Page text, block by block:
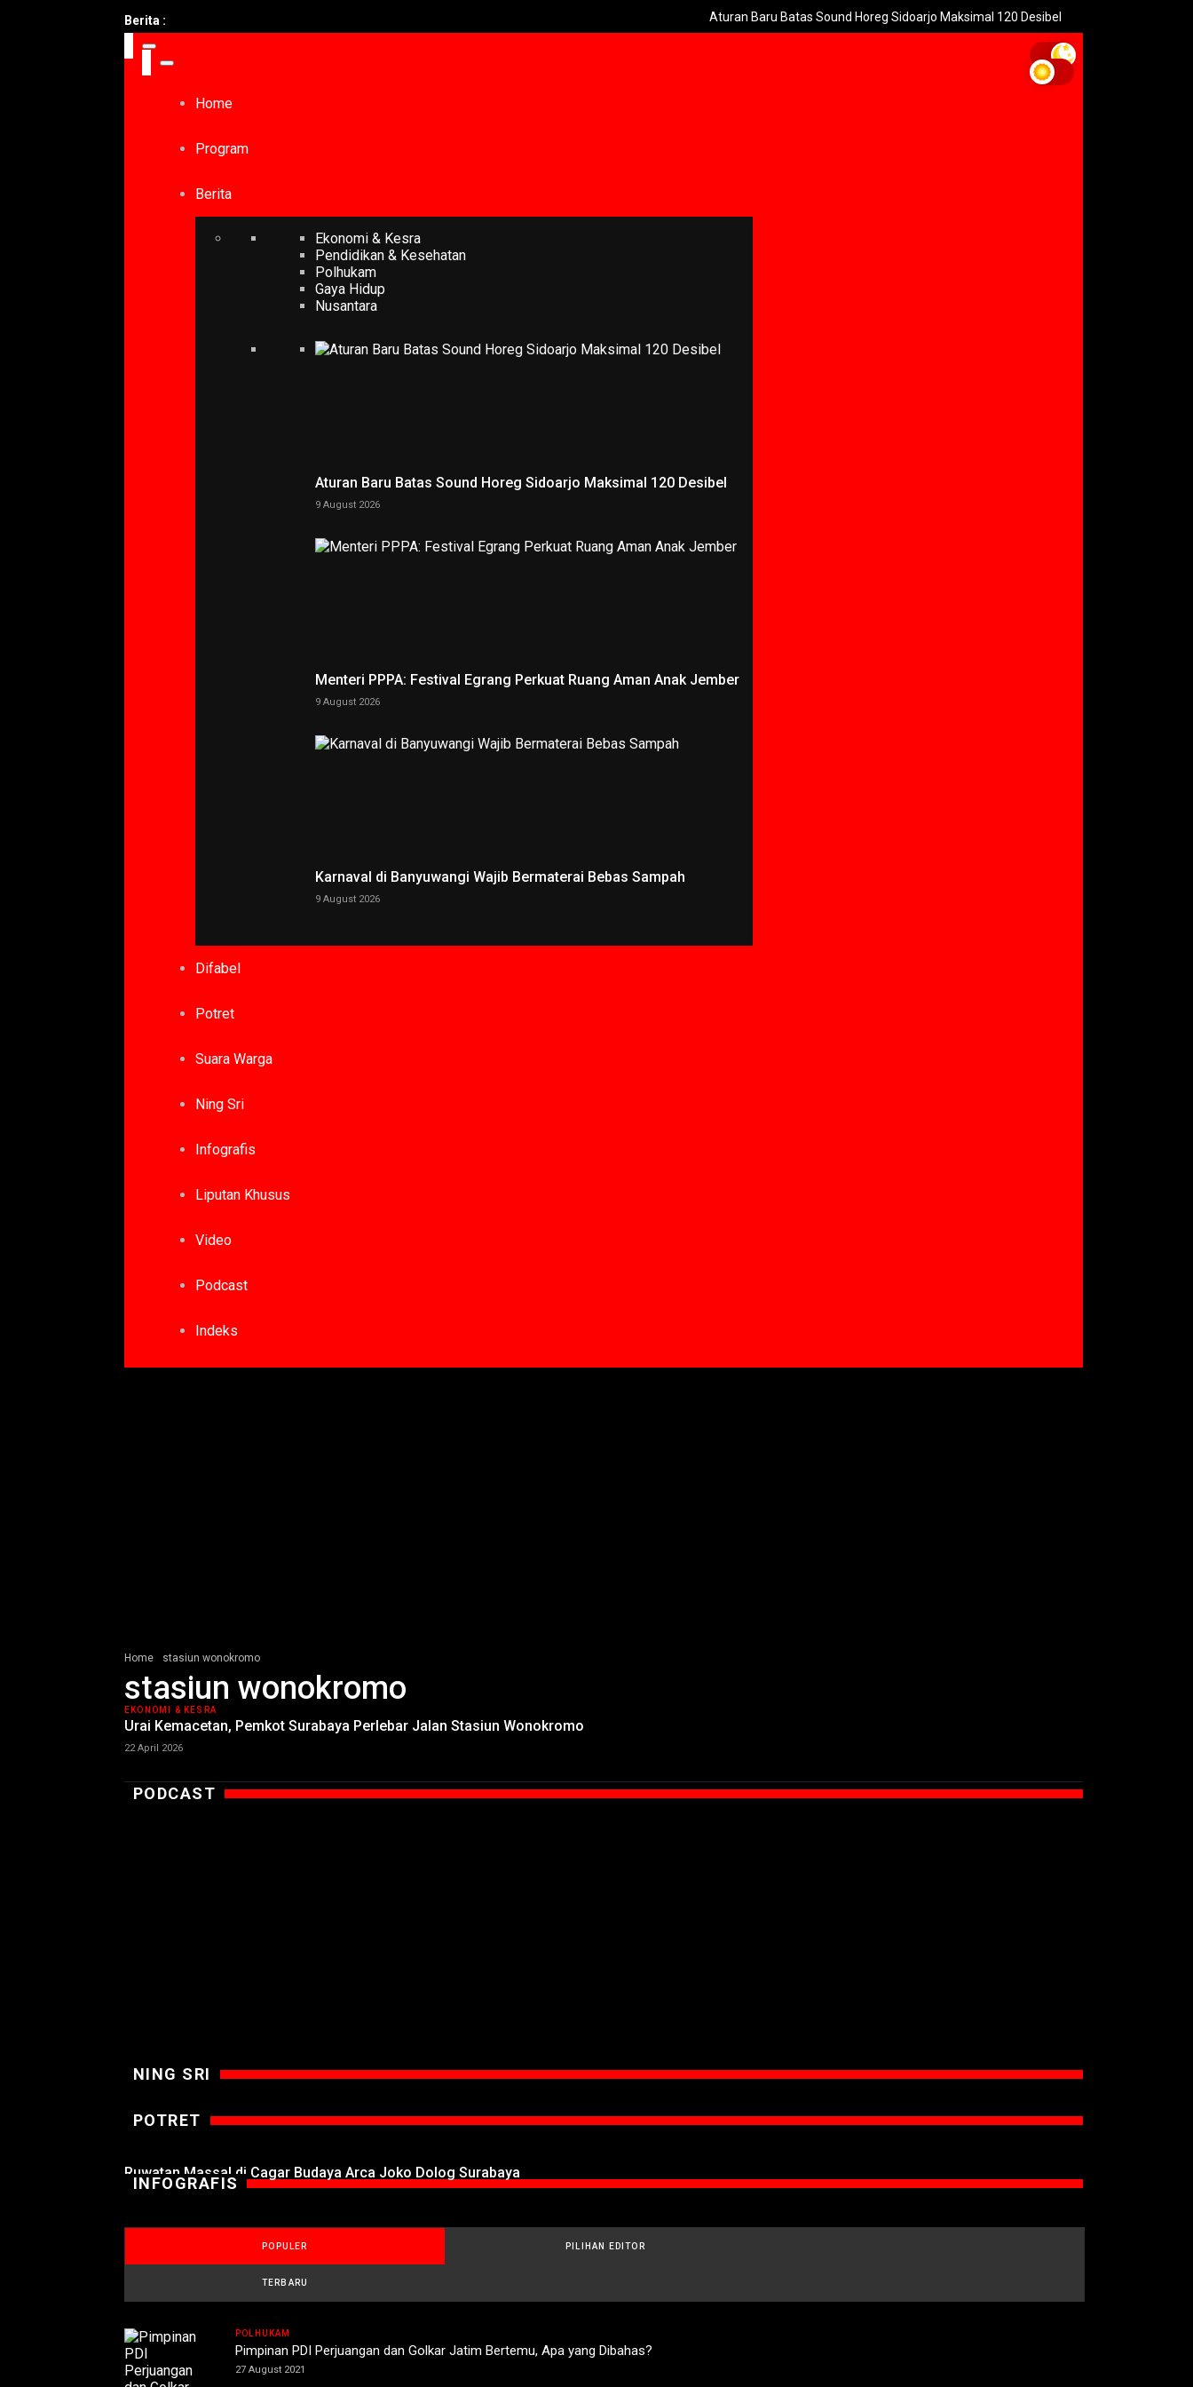
Berita : Aturan Baru Batas Sound Horeg Sidoarjo Maksimal 120 Desibel Menteri PPPA: Festival
Home
Program
Berita
Ekonomi & Kesra
Pendidikan & Kesehatan
Polhukam
Gaya Hidup
Nusantara
Aturan Baru Batas Sound Horeg Sidoarjo Maksimal 120 Desibel
9 August 2026
Menteri PPPA: Festival Egrang Perkuat Ruang Aman Anak Jember
9 August 2026
Karnaval di Banyuwangi Wajib Bermaterai Bebas Sampah
9 August 2026
Difabel
Potret
Suara Warga
Ning Sri
Infografis
Liputan Khusus
Video
Podcast
Indeks
Home stasiun wonokromo
stasiun wonokromo
EKONOMI & KESRA
Urai Kemacetan, Pemkot Surabaya Perlebar Jalan Stasiun Wonokromo
22 April 2026
PODCAST
NING SRI
POTRET
Ruwatan Massal di Cagar Budaya Arca Joko Dolog Surabaya
INFOGRAFIS
POPULER PILIHAN EDITOR
TERBARU
POLHUKAM
Pimpinan PDI Perjuangan dan Golkar Jatim Bertemu, Apa yang Dibahas?
27 August 2021